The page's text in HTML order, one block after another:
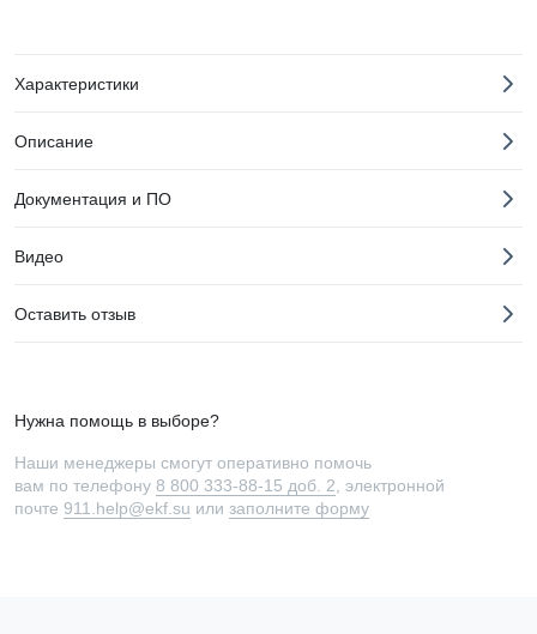
Характеристики
Описание
Документация и ПО
Видео
Оставить отзыв
Нужна помощь в выборе?
Наши менеджеры смогут оперативно помочь
вам по телефону 8 800 333-88-15 доб. 2 , электронной
почте 911.help@ekf.su или заполните форму